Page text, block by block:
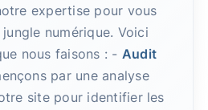
expertise pour vous
numérique. Voici
nous faisons : - Audit
par une analyse
site pour identifier les